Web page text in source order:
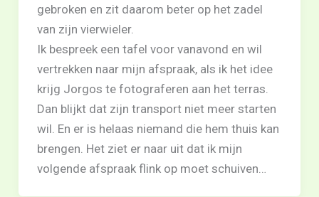
gebroken en zit daarom beter op het zadel
van zijn vierwieler.
Ik bespreek een tafel voor vanavond en wil
vertrekken naar mijn afspraak, als ik het idee
krijg Jorgos te fotograferen aan het terras.
Dan blijkt dat zijn transport niet meer starten
wil. En er is helaas niemand die hem thuis kan
brengen. Het ziet er naar uit dat ik mijn
volgende afspraak flink op moet schuiven…